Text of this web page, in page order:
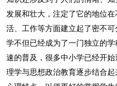
发展和壮大，注定了它的地位
活、工作等方面建立起了密不
学不但已经成为了一门独立的
速的普及，很多中小学已经开
理学与思想政治教育逐步结合